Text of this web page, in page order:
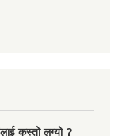
कस्तो लग्यो ?